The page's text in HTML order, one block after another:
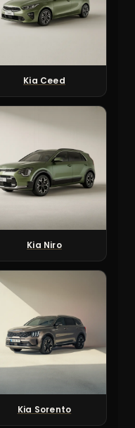
Kia Ceed
Kia Niro
Kia Sorento